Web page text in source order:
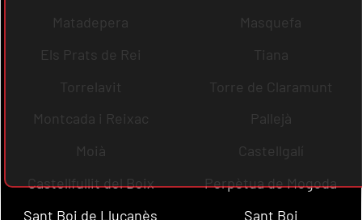
Matadepera
Masquefa
Els Prats de Rei
Tiana
Torrelavit
Torre de Claramunt
Montcada i Reixac
Pallejà
Moià
Castellgalí
Castellfullit del Boix
Perpètua de Mogoda
Sant Boi de Lluçanès
Sant Boi